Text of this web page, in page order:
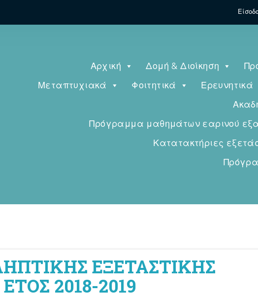
Αρχική Δομή & Διοίκηση
Μεταπτυχιακά
Φοιτητικά Ερευνητικά
Πρόγραμμα μαθημάτων εαρινού
Κατατακτήριες
ΕΞΕΤΑΣΤΙΚΗΣ
2018-2019